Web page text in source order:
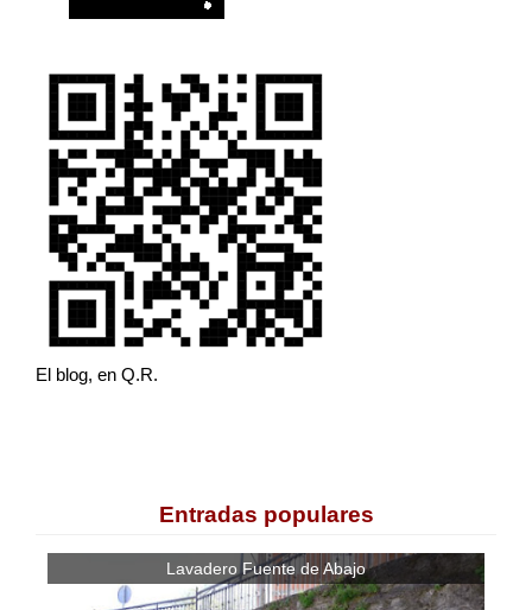
El blog, en Q.R.
Entradas populares
Lavadero Fuente de Abajo